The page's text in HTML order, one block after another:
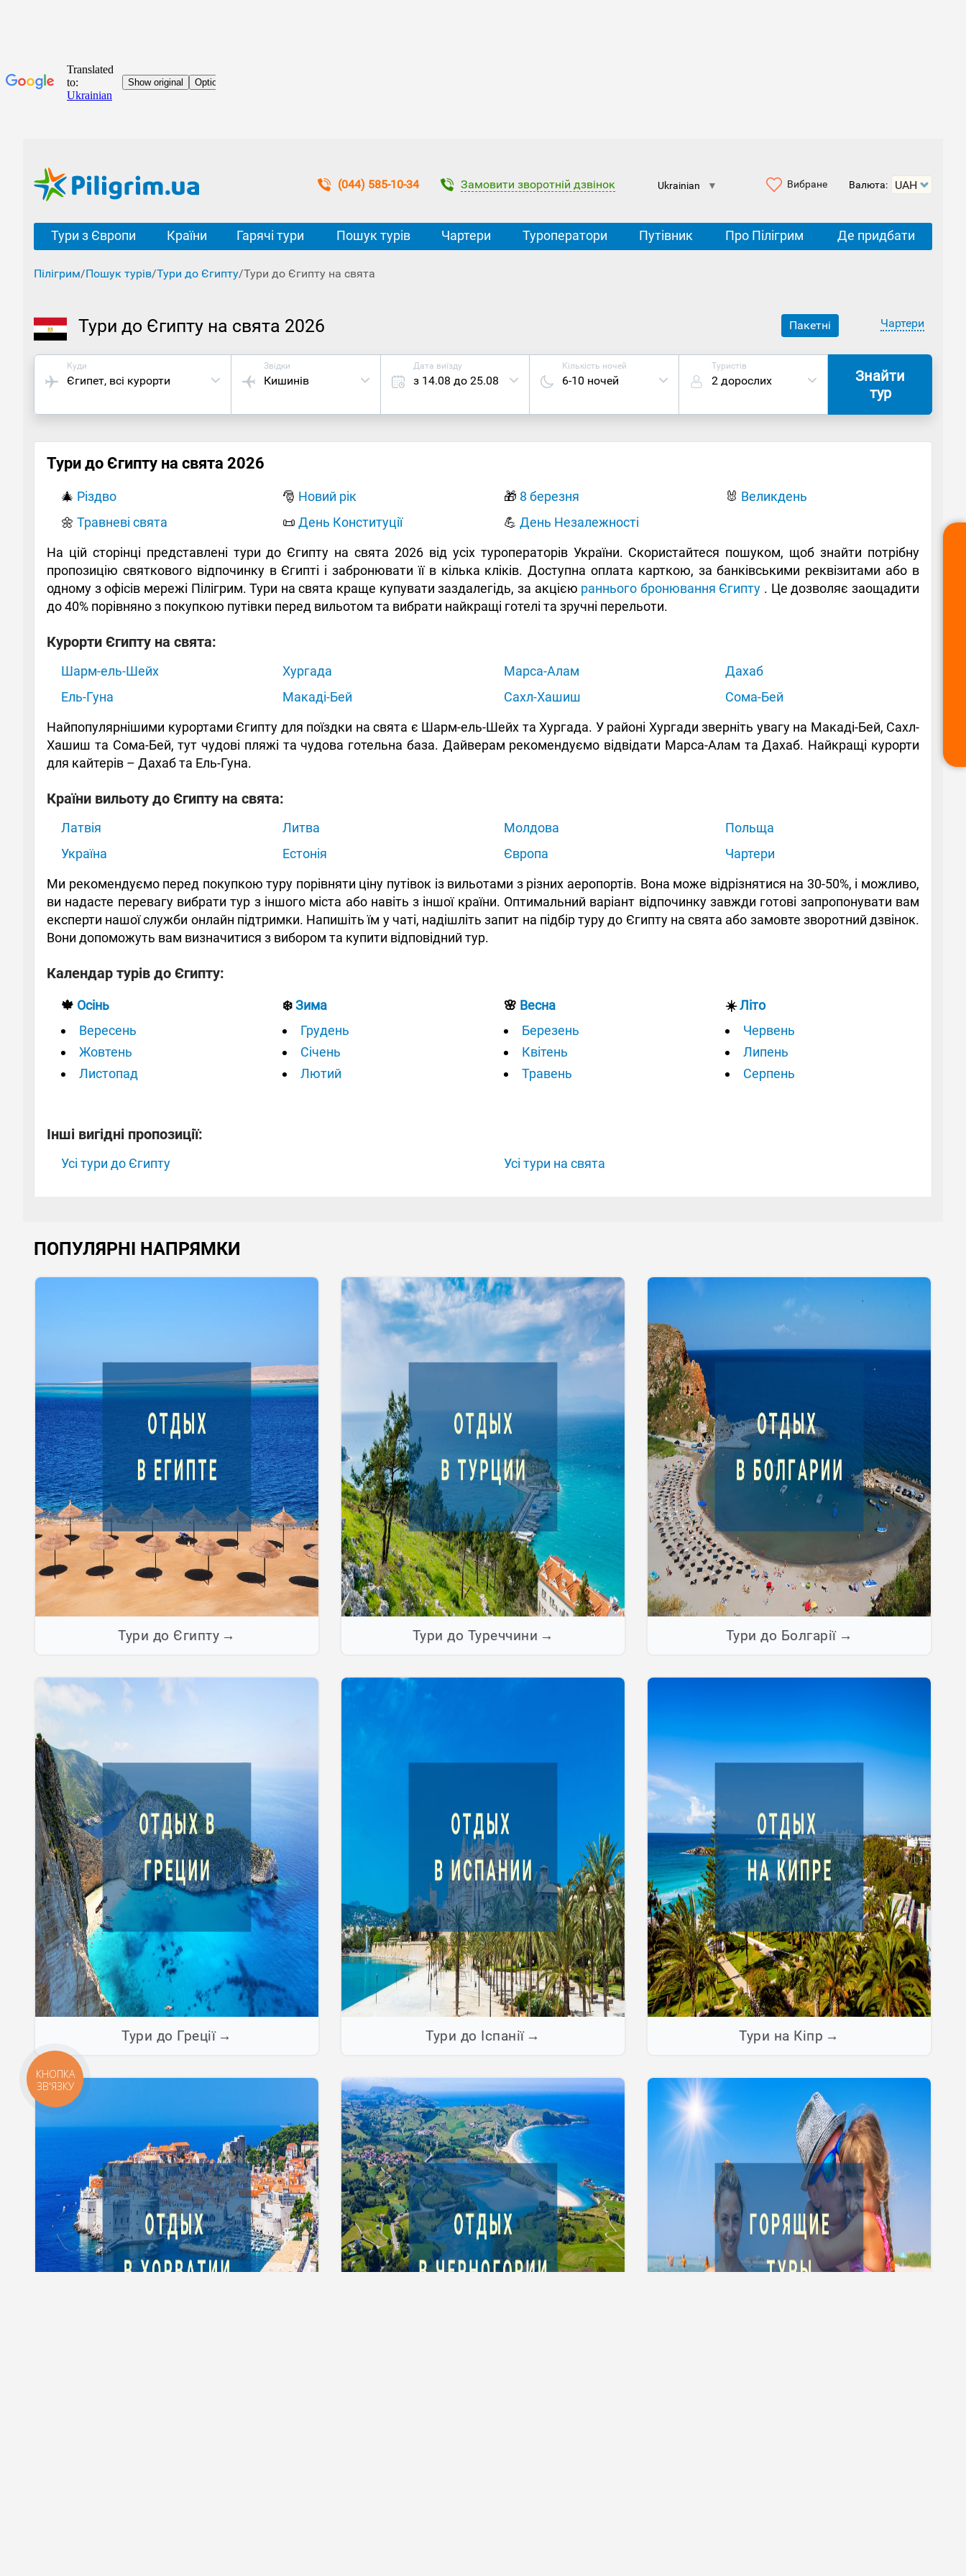
(044) 585-10-34 Замовити зворотній дзвінок Ukrainian ▼ Вибране Валюта:
Тури з Європи Країни Гарячі тури Пошук турів Чартери Туроператори Путівник Про Пілігрим Де придбати
Пілігрим/Пошук турів/Тури до Єгипту/Тури до Єгипту на свята
Тури до Єгипту на свята 2026 Пакетні Чартери
Куди
Єгипет, всі курорти
Звідки
Кишинів
Дата виїзду
з 14.08 до 25.08
Кількість ночей
6-10 ночей
Туристів
2 дорослих
Знайти
тур
Тури до Єгипту на свята 2026
🎄 Різдво 🎅 Новий рік 🎁 8 березня 🐰 Великдень
🌼 Травневі свята 📜 День Конституції 💪 День Незалежності
На цій сторінці представлені тури до Єгипту на свята 2026 від усіх туроператорів України. Скористайтеся пошуком, щоб знайти потрібну
пропозицію святкового відпочинку в Єгипті і забронювати її в кілька кліків. Доступна оплата карткою, за банківськими реквізитами або в
одному з офісів мережі Пілігрим. Тури на свята краще купувати заздалегідь, за акцією раннього бронювання Єгипту . Це дозволяє заощадити
до 40% порівняно з покупкою путівки перед вильотом та вибрати найкращі готелі та зручні перельоти.
Курорти Єгипту на свята:
Шарм-ель-Шейх Хургада Марса-Алам
Дахаб
Ель-Гуна
Макаді-Бей Сахл-Хашиш
Сома-Бей
Найпопулярнішими курортами Єгипту для поїздки на свята є Шарм-ель-Шейх та Хургада. У районі Хургади зверніть увагу на Макаді-Бей, Сахл-
Хашиш та Сома-Бей, тут чудові пляжі та чудова готельна база. Дайверам рекомендуємо відвідати Марса-Алам та Дахаб. Найкращі курорти
для кайтерів – Дахаб та Ель-Гуна.
Країни вильоту до Єгипту на свята:
Латвія Литва Молдова
Польща
Україна
Естонія Європа
Чартери
Ми рекомендуємо перед покупкою туру порівняти ціну путівок із вильотами з різних аеропортів. Вона може відрізнятися на 30-50%, і можливо,
ви надасте перевагу вибрати тур з іншого міста або навіть з іншої країни. Оптимальний варіант відпочинку завжди готові запропонувати вам
експерти нашої служби онлайн підтримки. Напишіть їм у чаті, надішліть запит на підбір туру до Єгипту на свята або замовте зворотний дзвінок.
Вони допоможуть вам визначитися з вибором та купити відповідний тур.
Календар турів до Єгипту:
🍁 Осінь
Вересень
Жовтень
Листопад
❄️Зима
Грудень
Січень
Лютий
🌸 Весна
Березень
Квітень
Травень
☀️Літо
Червень
Липень
Серпень
Інші вигідні пропозиції:
Усі тури до Єгипту Усі тури на свята
ПОПУЛЯРНІ НАПРЯМКИ
Тури до Єгипту Тури до Туреччини Тури до Болгарії
Тури до Греції Тури до Іспанії Тури на Кіпр
КНОПКА
ЗВ'ЯЗКУ